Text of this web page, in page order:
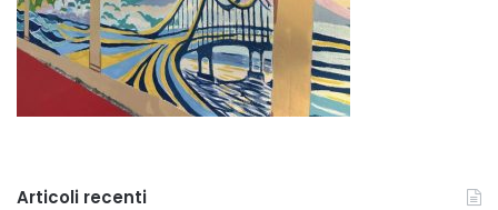
Articoli recenti